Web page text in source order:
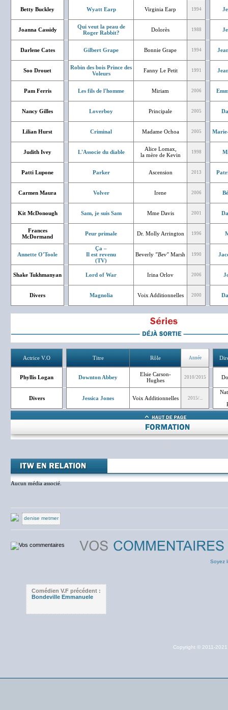
Betty Buckley Wyatt Earp Virginia Earp 1994
Joanna Cassidy
Qui veut la peau de
Roger Rabbit?
Dolorès 1988
Darlene Cates Gilbert Grape Bonnie Grape 1994
Soo Drouet
Robin des bois Prince des
Voleurs
Fanny Le Petit 1991
Pam Ferris Les fils de l'homme Miriam 2006
Nancy Gilles Loverboy Principale 2005
Lilian Hurst Criminal Madame Ochoa 2005
Judith Ivey L'Associe du diable
Alice Lomax,
la mère de Kevin
1998
Patti Lupone Parker Ascension 2013
Carmen Maura Volver Irene 2006
Kit McDonough Sam, je suis Sam Mme Davis 2001
Frances
McDormand
Peur primale Dr. Molly Arrington 1996
Annette O'Toole
Ça –
Il est revenu
(TV)
Beverly "Bev" Marsh 1990
Shake Tukhmanyan Lord of War Irina Orlov 2006
Divers Magnolia Voix Additionnelles 2000
Actrice V.O Titre Rôle Année
Phyllis Logan Downton Abbey
Elsie Carson-
Hughes
2010/2015
Divers Jessica Jones Voix Additionnelles 2015/...
Aucun média associé.
denise metmer
Soyez
Comédien V.F précédent :
Bondeville Emmanuele
Copyright © 2011-